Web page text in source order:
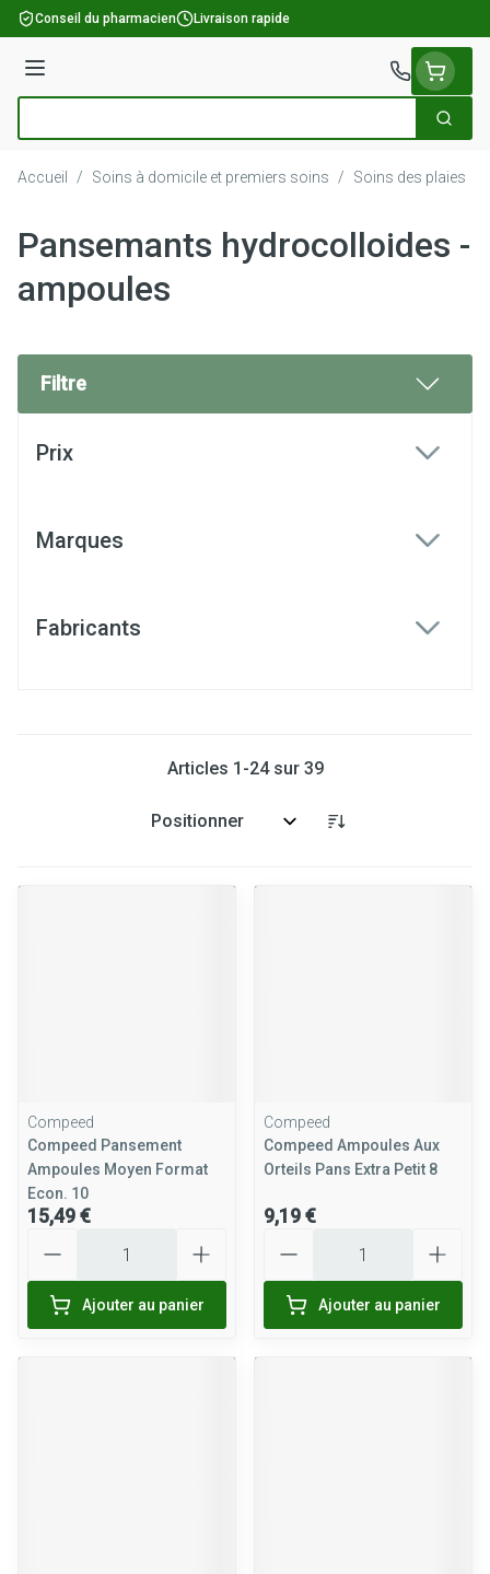
Aller au contenu
Conseil du pharmacien Livraison rapide
Menu
Accueil / Soins à domicile et premiers soins / Soins des plaies
Pansemants hydrocolloides -
ampoules
Filtre
Prix
Marques
Fabricants
Articles 1 -24sur 39
Trier par:
Compeed
Compeed Pansement
Ampoules Moyen Format
Econ. 10
15,49 €
Ajouter au panier
Compeed
Compeed Ampoules Aux
Orteils Pans Extra Petit 8
9,19 €
Ajouter au panier